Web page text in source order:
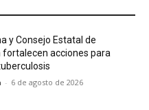
y Consejo Estatal de
fortalecen acciones para
- 6 de agosto de 2026